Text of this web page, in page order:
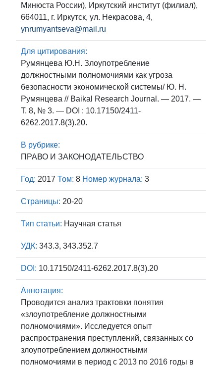
Минюста России), Иркутский институт (филиал),
664011, г. Иркутск, ул. Некрасова, 4,
ynrumyantseva@mail.ru
Для цитирования:
Румянцева Ю.Н. Злоупотребление
должностными полномочиями как угроза
безопасности экономической системы/ Ю. Н.
Румянцева // Baikal Research Journal. — 2017. —
Т. 8, № 3. — DOI : 10.17150/2411-
6262.2017.8(3).20.
В рубрике:
ПРАВО И ЗАКОНОДАТЕЛЬСТВО
Год: 2017 Том: 8 Номер журнала: 3
Страницы: 20-20
Тип статьи: Научная статья
УДК: 343.3, 343.352.7
DOI: 10.17150/2411-6262.2017.8(3).20
Аннотация:
Проводится анализ трактовки понятия
«злоупотребление должностными
полномочиями». Исследуется опыт
распространения преступлений, связанных со
злоупотреблением должностными
полномочиями в период с 2013 по 2016 годы в